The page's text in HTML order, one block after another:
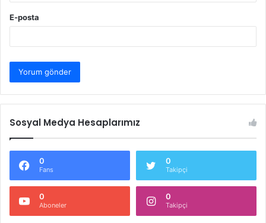
E-posta
Sosyal Medya Hesaplarımız
0
Fans
0
Takipçi
0
Aboneler
0
Takipçi